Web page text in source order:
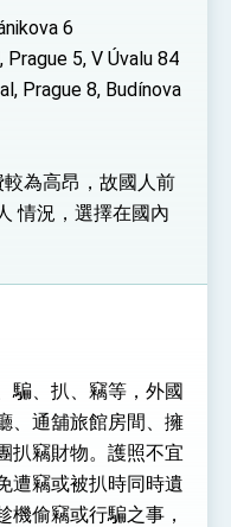
6
5, V Úvalu 84
Prague 8, Budínova
為高昂，故國人前
情況，選擇在國內
騙、扒、竊等，外國
、通舖旅館房間、擁
扒竊財物。護照不宜
遭竊或被扒時同時遺
機偷竊或行騙之事，